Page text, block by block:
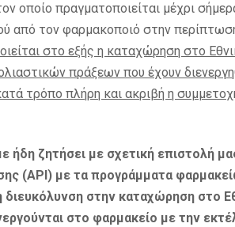
οποίο πραγματοποιείται μέχρι
από τον φαρμακοποιό στην
στο εξής η καταχώρηση στο
πράξεων που έχουν
τρόπο πλήρη και ακριβή η
ήδη ζητήσει με σχετική επιστολή
(API ) με τα προγράμματα
διευκόλυνση στην καταχώρηση στο
στο φαρμακείο με την